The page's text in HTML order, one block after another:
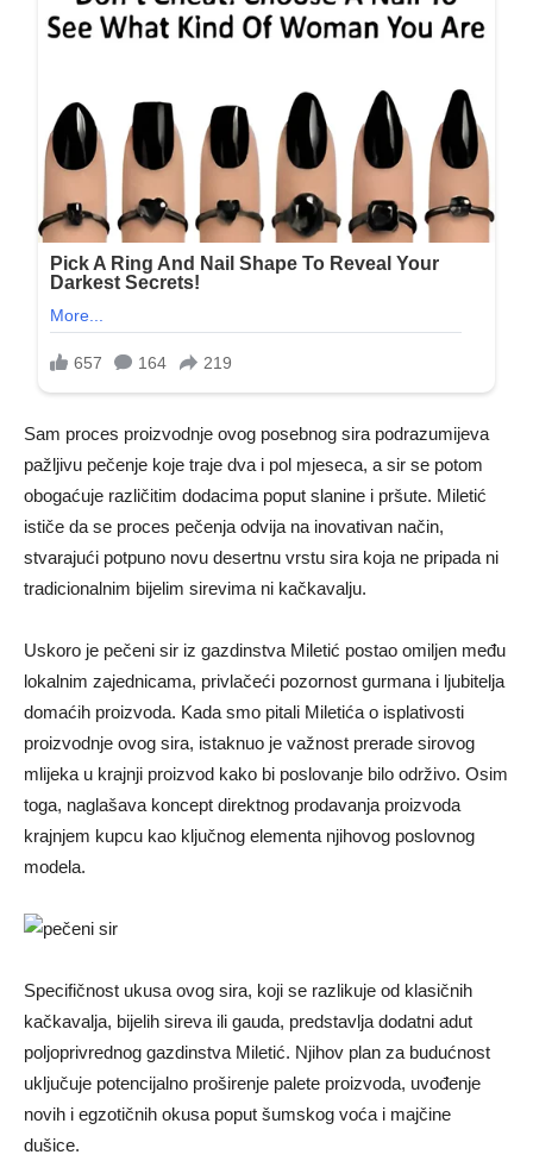
Sam proces proizvodnje ovog posebnog sira podrazumijeva
pažljivu pečenje koje traje dva i pol mjeseca, a sir se potom
obogaćuje različitim dodacima poput slanine i pršute. Miletić
ističe da se proces pečenja odvija na inovativan način,
stvarajući potpuno novu desertnu vrstu sira koja ne pripada ni
tradicionalnim bijelim sirevima ni kačkavalju.
Uskoro je pečeni sir iz gazdinstva Miletić postao omiljen među
lokalnim zajednicama, privlačeći pozornost gurmana i ljubitelja
domaćih proizvoda. Kada smo pitali Miletića o isplativosti
proizvodnje ovog sira, istaknuo je važnost prerade sirovog
mlijeka u krajnji proizvod kako bi poslovanje bilo održivo. Osim
toga, naglašava koncept direktnog prodavanja proizvoda
krajnjem kupcu kao ključnog elementa njihovog poslovnog
modela.
Specifičnost ukusa ovog sira, koji se razlikuje od klasičnih
kačkavalja, bijelih sireva ili gauda, predstavlja dodatni adut
poljoprivrednog gazdinstva Miletić. Njihov plan za budućnost
uključuje potencijalno proširenje palete proizvoda, uvođenje
novih i egzotičnih okusa poput šumskog voća i majčine
dušice.